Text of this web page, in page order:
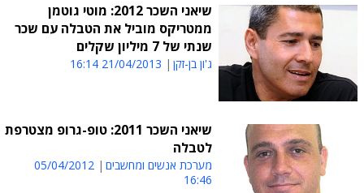
שיאני השכר 2012: מוטי גוטמן
ממטריקס מוביל את הטבלה עם שכר
שנתי של 7 מיליון שקלים
ג'ון בן-זקן 21/04/2013 16:14
שיאני השכר 2011: טופ-גרופ מצטרפת
לטבלה
מערכת אנשים ומחשבים
05/04/2012
16:46